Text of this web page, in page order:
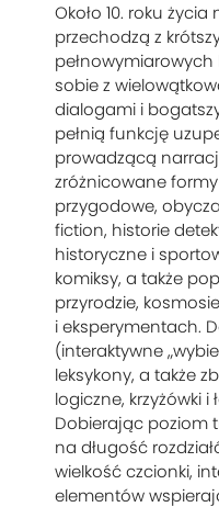
Około 10. roku
przechodzą z
pełnowymiarowych
sobie z
dialogami i
pełnią funkcję
prowadzącą
zróżnicowane
przygodowe,
fiction, historie
historyczne i
komiksy, a także
przyrodzie,
i eksperymentach.
(interaktywne
leksykony, a także
logiczne, krzyżówki i
Dobierając poziom
na długość
wielkość czcionki,
elementów